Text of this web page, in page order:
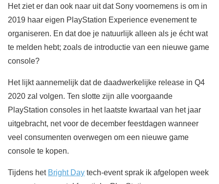
Het ziet er dan ook naar uit dat Sony voornemens is om in
2019 haar eigen PlayStation Experience evenement te
organiseren. En dat doe je natuurlijk alleen als je écht wat
te melden hebt; zoals de introductie van een nieuwe game
console?
Het lijkt aannemelijk dat de daadwerkelijke release in Q4
2020 zal volgen. Ten slotte zijn alle voorgaande
PlayStation consoles in het laatste kwartaal van het jaar
uitgebracht, net voor de december feestdagen wanneer
veel consumenten overwegen om een nieuwe game
console te kopen.
Tijdens het Bright Day tech-event sprak ik afgelopen week